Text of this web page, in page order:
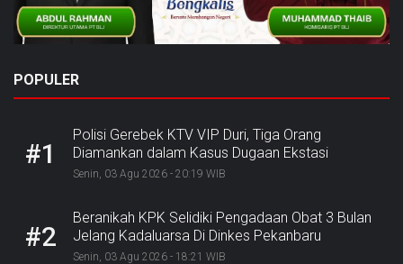
POPULER
#1
Polisi Gerebek KTV VIP Duri, Tiga Orang
Diamankan dalam Kasus Dugaan Ekstasi
Senin, 03 Agu 2026 - 20:19 WIB
#2
Beranikah KPK Selidiki Pengadaan Obat 3 Bulan
Jelang Kadaluarsa Di Dinkes Pekanbaru
Senin, 03 Agu 2026 - 18:21 WIB